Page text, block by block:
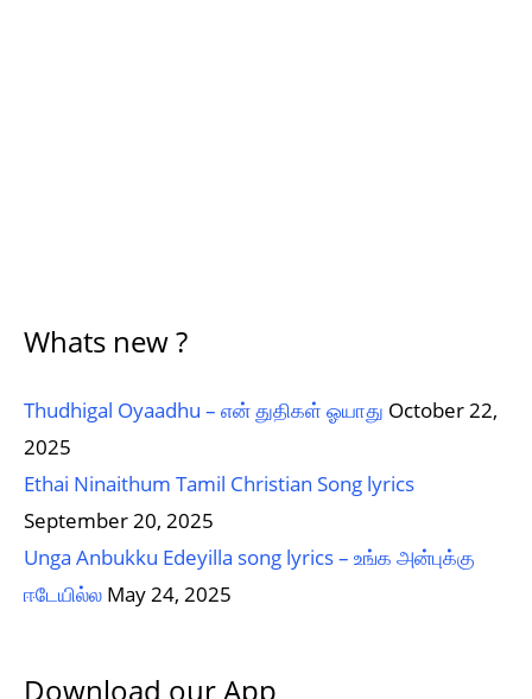
Whats new ?
Thudhigal Oyaadhu – என் துதிகள் ஓயாது October 22,
2025
Ethai Ninaithum Tamil Christian Song lyrics
September 20, 2025
Unga Anbukku Edeyilla song lyrics – உங்க அன்புக்கு
ஈடேயில்ல May 24, 2025
Download our App